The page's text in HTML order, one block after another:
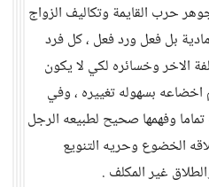
حرب القايمة وتكاليف الزواج
بل فعل ورد فعل ، كل فرد
الاخر وخسائره لكي لا يكون
بسهوله تغييره ، وفي
تماما وفهمها صحيح لطبيعه الرجل
الخضوع وحريه التنويع
غير المكلف .